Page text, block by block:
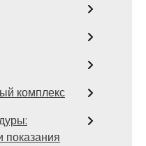
комплекс
показания